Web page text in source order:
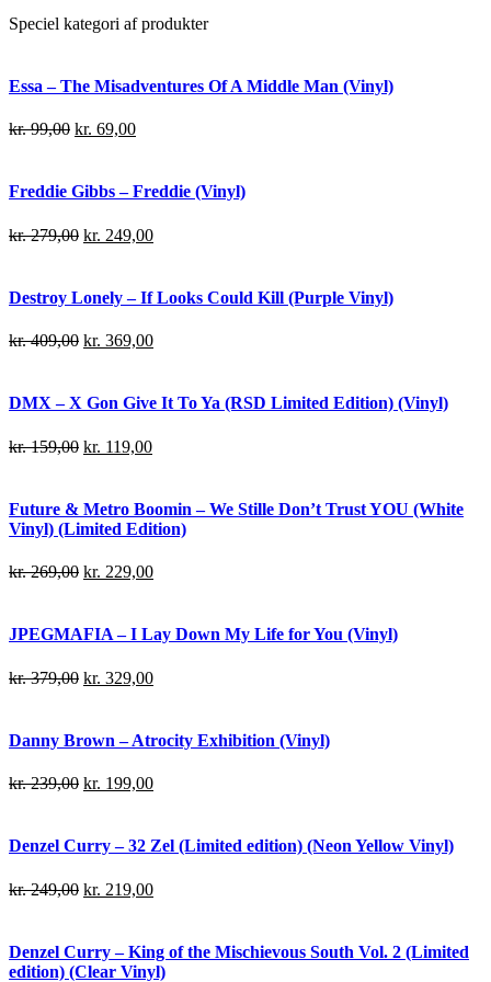
Speciel kategori af produkter
Essa – The Misadventures Of A Middle Man (Vinyl)
kr.99,00 kr. 69,00
Freddie Gibbs – Freddie (Vinyl)
kr.279,00 kr. 249,00
Destroy Lonely – If Looks Could Kill (Purple Vinyl)
kr.409,00 kr. 369,00
DMX – X Gon Give It To Ya (RSD Limited Edition) (Vinyl)
kr.159,00 kr. 119,00
Future & Metro Boomin – We Stille Don’t Trust YOU (White
Vinyl) (Limited Edition)
kr.269,00 kr. 229,00
JPEGMAFIA – I Lay Down My Life for You (Vinyl)
kr.379,00 kr. 329,00
Danny Brown – Atrocity Exhibition (Vinyl)
kr.239,00 kr. 199,00
Denzel Curry – 32 Zel (Limited edition) (Neon Yellow Vinyl)
kr.249,00 kr. 219,00
Denzel Curry – King of the Mischievous South Vol. 2 (Limited
edition) (Clear Vinyl)